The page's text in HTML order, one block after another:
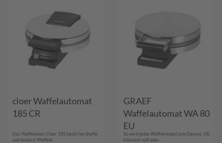
cloer Waffelautomat
185 CR
Das Waffeleisen Cloer 185 backt herzhafte
und leckere Waffeln....
GRAEF
Waffelautomat WA 80
EU
So wird jedes Waffelrezept zum Genuss. Ob
klassisch süß oder...